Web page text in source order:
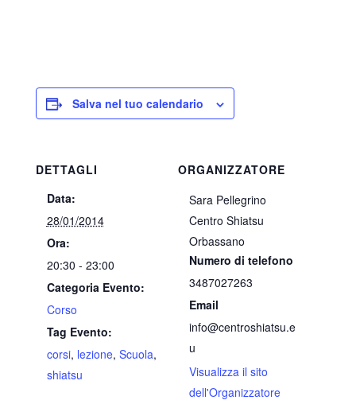
Salva nel tuo calendario
DETTAGLI
Data:
28/01/2014
Ora:
20:30 - 23:00
Categoria Evento:
Corso
Tag Evento:
corsi, lezione, Scuola,
shiatsu
ORGANIZZATORE
Sara Pellegrino
Centro Shiatsu
Orbassano
Numero di telefono
3487027263
Email
info@centroshiatsu.e
u
Visualizza il sito
dell'Organizzatore